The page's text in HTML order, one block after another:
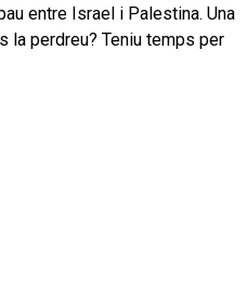
entre Israel i Palestina. Una
la perdreu? Teniu temps per